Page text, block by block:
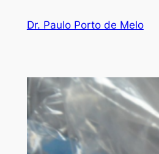
Dr. Paulo Porto de Melo